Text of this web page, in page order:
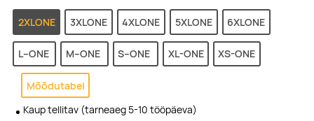
2XLONE 3XLONE 4XLONE 5XLONE 6XLONE
L--ONE M--ONE S--ONE XL-ONE XS-ONE
Mõõdutabel
Kaup tellitav (tarneaeg 5-10 tööpäeva)